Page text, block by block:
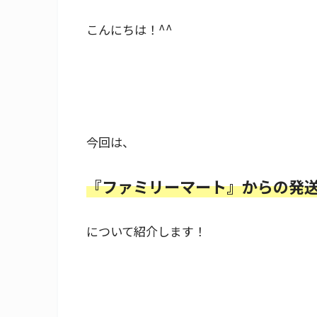
こんにちは！^^
今回は、
『ファミリーマート』からの発
について紹介します！